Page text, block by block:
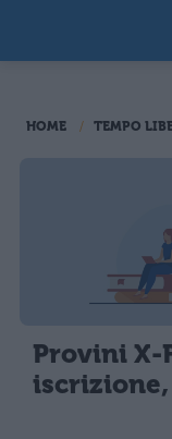
HOME TEMPO
Provini X-